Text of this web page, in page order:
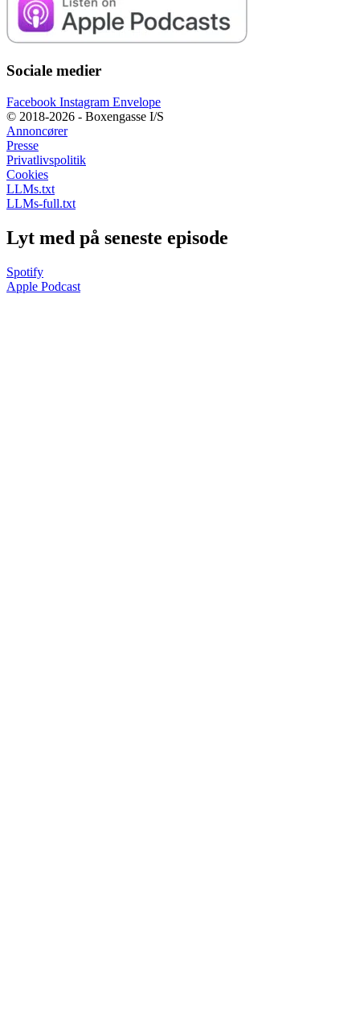
Sociale medier
Facebook Instagram Envelope
© 2018-2026 - Boxengasse I/S
Annoncører
Presse
Privatlivspolitik
Cookies
LLMs.txt
LLMs-full.txt
Lyt med på seneste episode
Spotify
Apple Podcast